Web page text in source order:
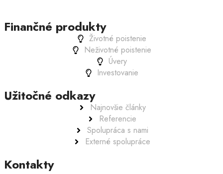
Finančné produkty
Životné poistenie
Neživotné poistenie
Úvery
Investovanie
Užitočné odkazy
Najnovšie články
Referencie
Spolupráca s nami
Externé spolupráce
Kontakty